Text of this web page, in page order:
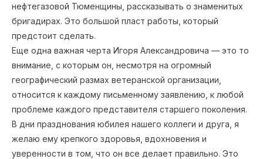
нефтегазовой Тюменщины, рассказывать о знаменитых
бригадирах. Это большой пласт работы, который
предстоит сделать.
Еще одна важная черта Игоря Александровича — это то
внимание, с которым он, несмотря на огромный
географический размах ветеранской организации,
относится к каждому письменному заявлению, к любой
проблеме каждого представителя старшего поколения.
В дни празднования юбилея нашего коллеги и друга, я
желаю ему крепкого здоровья, вдохновения и
уверенности в том, что он все делает правильно. Это